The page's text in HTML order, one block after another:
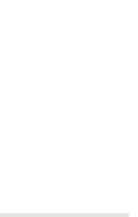
11.30